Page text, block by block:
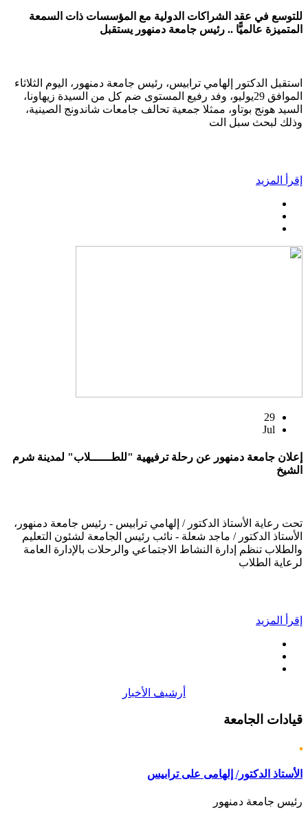
للتوسع في عقد الشراكات الدولية مع المؤسسات ذات السمعة
المتميزة عالميًّا .. رئيس جامعة دمنهور يستقبل
استقبل الدكتور إلهامي ترابيس، رئيس جامعة دمنهور، اليوم الثلاثاء
الموافق 29يوليو، وفد رفيع المستوى ضم كل من السيدة زيهاونا،
السيد هونج بوتاو، ممثلا جمعية تحالف جامعات شاندونج الصينية،
وذلك لبحث سبل الت
إقرأ المزيد
29
Jul
إعلان جامعة دمنهور عن رحلة ترفيهية "للطــــــلاب" لمدينة شرم
الشيخ
تحت رعاية الأستاذ الدكتور / إلهامي ترابيس - رئيس جامعة دمنهور،
الأستاذ الدكتور / ماجد شعلة - نائب رئيس الجامعة لشئون التعليم
والطلاب تنظم إدارة النشاط الاجتماعي والرحلات بالإدارة العامة
لرعاية الطلاب
إقرأ المزيد
أرشيف الأخبار
قيادات الجامعة
الأستاذ الدكتور/ إلهامى على ترابيس
رئيس جامعة دمنهور